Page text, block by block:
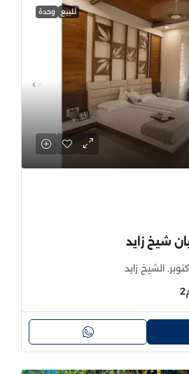
للبيع وحدة
شيخ زايد